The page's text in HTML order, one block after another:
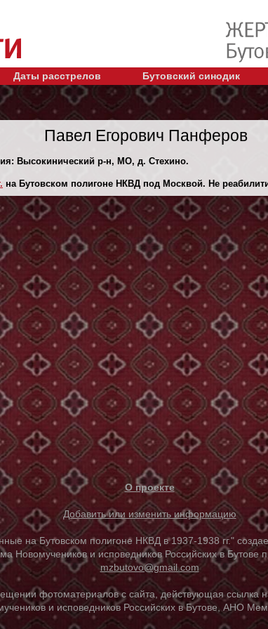
Даты расстрелов Бутовский синодик
Павел Егорович Панферов
Высокинический р-н, МО, д. Стехино.
на Бутовском полигоне НКВД под Москвой. Не
О проекте
Добавить или изменить информацию
Бутовском полигоне НКВД в 1937-1938 гг."
Новомучеников и исповедников Российских в
mzbutovo@gmail.com
фотоматериалов с сайта, действующая ссылка
и исповедников Российских в Бутове, АНО